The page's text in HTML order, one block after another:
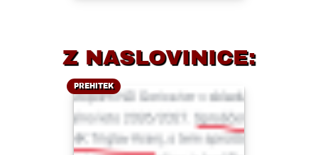
Z NASLOVINICE:
PREHITEK